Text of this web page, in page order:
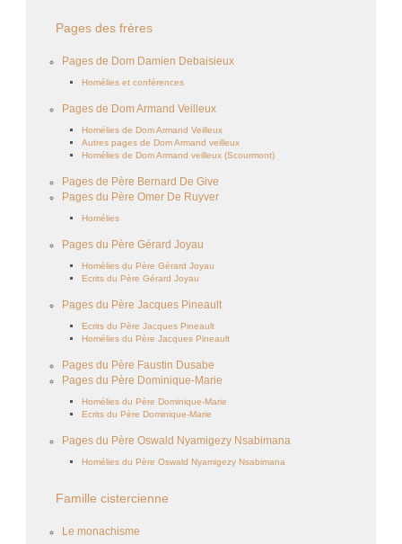
Pages des frères
Pages de Dom Damien Debaisieux
Homélies et conférences
Pages de Dom Armand Veilleux
Homélies de Dom Armand Veilleux
Autres pages de Dom Armand veilleux
Homélies de Dom Armand veilleux (Scourmont)
Pages de Père Bernard De Give
Pages du Père Omer De Ruyver
Homélies
Pages du Père Gérard Joyau
Homélies du Père Gérard Joyau
Ecrits du Père Gérard Joyau
Pages du Père Jacques Pineault
Ecrits du Père Jacques Pineault
Homélies du Père Jacques Pineault
Pages du Père Faustin Dusabe
Pages du Père Dominique-Marie
Homélies du Père Dominique-Marie
Ecrits du Père Dominique-Marie
Pages du Père Oswald Nyamigezy Nsabimana
Homélies du Père Oswald Nyamigezy Nsabimana
Famille cistercienne
Le monachisme